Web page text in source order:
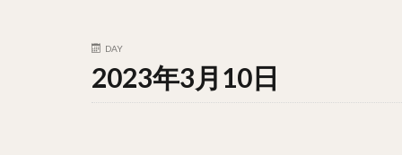
DAY
2023年3月10日